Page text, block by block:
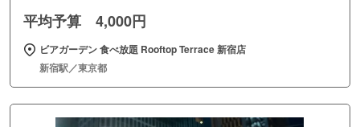
平均予算 4,000円
ビアガーデン 食べ放題 Rooftop Terrace 新宿店
新宿駅／東京都